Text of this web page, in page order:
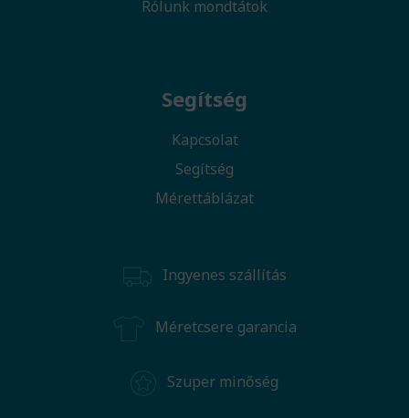
Rólunk mondtátok
Segítség
Kapcsolat
Segítség
Mérettáblázat
Ingyenes szállítás
Méretcsere garancia
Szuper minőség